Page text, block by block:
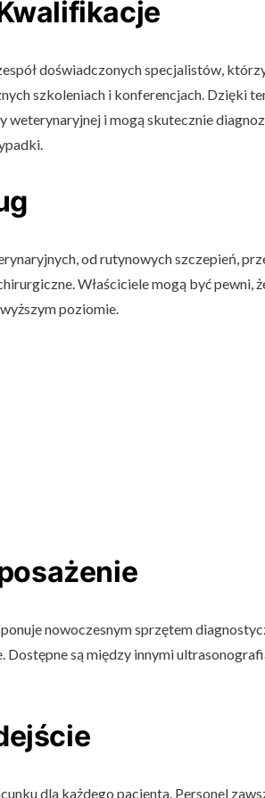
doświadczonych specjalistów,
szkoleniach i konferencjach. Dzięki
weterynaryjnej i mogą skutecznie
od rutynowych szczepień,
Właściciele mogą być pewni,
poziomie.
nowoczesnym sprzętem
Dostępne są między innymi
dla każdego pacjenta. Personel